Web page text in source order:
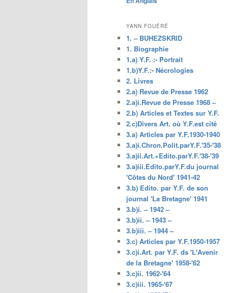
principal
YANN FOUÉRÉ
1. – BUHEZSKRID
1. Biographie
1.a) Y.F. :- Portrait
1.b)Y.F.:- Nécrologies
2. Livres
2.a) Revue de Presse 1962
2.a)i.Revue de Presse 1968 –
2.b) Articles et Textes sur Y.F.
2.c)Divers Art. où Y.F.est cité
3.a) Articles par Y.F.1930-1940
3.a)i.Chron.Polit.parY.F.'35-'38
3.a)ii.Art.+Edito.parY.F.'38-'39
3.a)iii.Edito.parY.F.du journal
'Côtes du Nord' 1941-42
3.b) Edito. par Y.F. de son
journal 'La Bretagne' 1941
3.b)i. – 1942 –
3.b)ii. – 1943 –
3.b)iii. – 1944 –
3.c) Articles par Y.F.1950-1957
3.c)i.Art. par Y.F. ds 'L'Avenir
de la Bretagne' 1958-'62
3.c)ii. 1962-'64
3.c)iii. 1965-'67